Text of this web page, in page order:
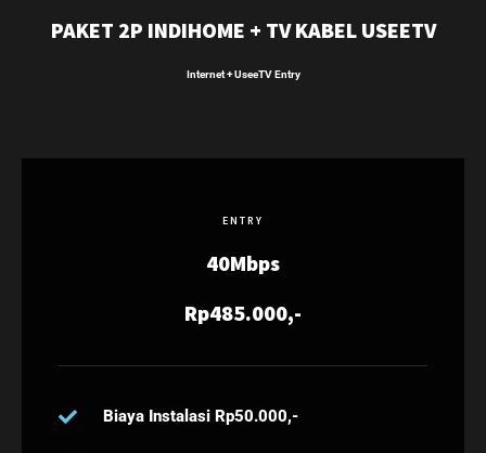
PAKET 2P INDIHOME + TV KABEL USEETV
Internet + UseeTV Entry
ENTRY
40Mbps
Rp485.000,-
Biaya Instalasi Rp50.000,-